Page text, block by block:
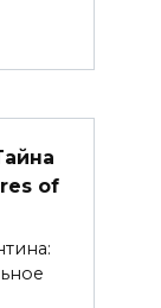
of